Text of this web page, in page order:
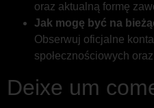
oraz aktualną formę
Jak mogę być na
Obserwuj oficjalne
społecznościowych
Deixe um